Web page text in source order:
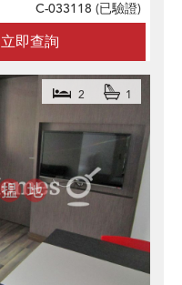
立即查詢
C-033118 (已驗證)
2 1